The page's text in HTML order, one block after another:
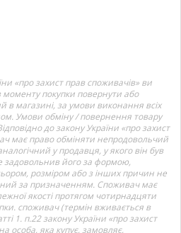
«про захист прав споживачів» ви
моменту покупки повернути або
в магазині, за умови виконання всіх
Умови обміну / повернення товару
до закону України «про захист
має право обміняти непродовольчий
у продавця, у якого він був
його за формою,
розміром або з інших причин не
за призначенням. Споживач має
якості протягом чотирнадцяти
споживач (термін вживається в
1. п.22 закону України «про захист
особа, яка купує, замовляє,